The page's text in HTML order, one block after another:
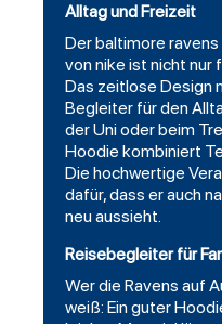
Alltag und Freizeit
Derbaltimore
von nike ist nicht nur
Das zeitlose Design
Begleiter für den
der Uni oder beim
Hoodie kombiniert
Die hochwertige
dafür, dass er auch
neu aussieht.
Reisebegleiter für
Wer die Ravens auf
weiß: Ein guter